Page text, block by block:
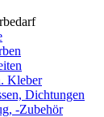
Kleber
Dichtungen
-Zubehör